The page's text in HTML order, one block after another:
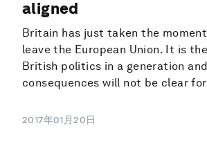
aligned
Britain has just taken the
leave the European Union. It is
British politics in a generation
consequences will not be clear
2017年01月20日